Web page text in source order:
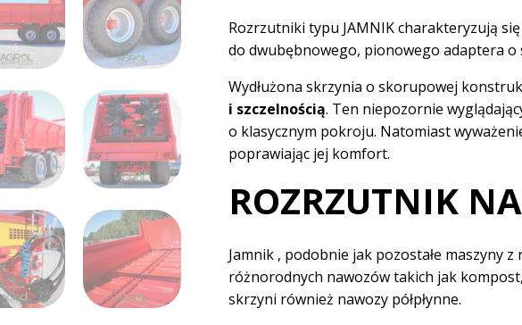
Rozrzutniki typu JAMNIK charakteryzują
do dwubębnowego, pionowego adaptera
Wydłużona skrzynia o skorupowej
i szczelnością. Ten niepozornie
o klasycznym pokroju. Natomiast
poprawiając jej komfort.
ROZRZUTNIK
Jamnik , podobnie jak pozostałe maszyny
różnorodnych nawozów takich jak
skrzyni również nawozy półpłynne.